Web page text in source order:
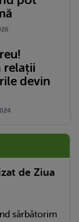
relații
devin
de Ziua
sărbătorim